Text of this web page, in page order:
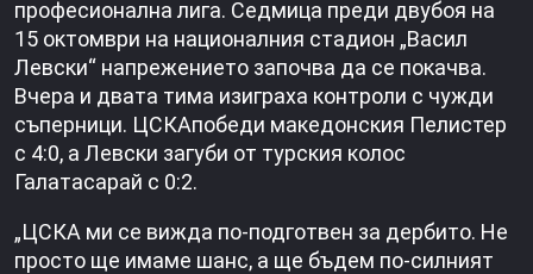
професионална лига. Седмица преди двубоя на
15 октомври на националния стадион „Васил
Левски“ напрежението започва да се покачва.
Вчера и двата тима изиграха контроли с чужди
съперници. ЦСКАпобеди македонския Пелистер
с 4:0, а Левски загуби от турския колос
Галатасарай с 0:2.
„ЦСКА ми се вижда по-подготвен за дербито. Не
просто ще имаме шанс, а ще бъдем по-силният